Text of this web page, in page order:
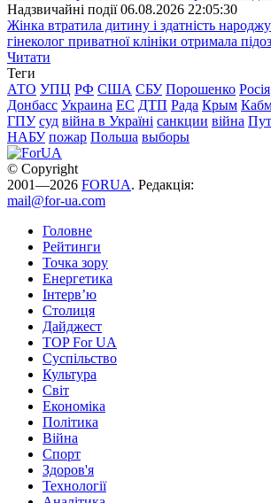
Надзвичайні події 06.08.2026 22:05:30
Жінка втратила дитину і здатність
гінеколог приватної клініки отримала
Читати
Теги
АТО УПЦ РФ США СБУ Порошенко Росія
Донбасс Украина ЕС ДТП Рада Крым
ГПУ суд війна в Україні санкции війна
НАБУ пожар Польша выборы
© Copyright
2001—2026 FORUA. Редакція:
mail@for-ua.com
Головне
Рейтинги
Точка зору
Енергетика
Інтерв’ю
Столиця
Дайджест
TOP For UA
Суспiльство
Культура
Світ
Економіка
Політика
Війна
Спорт
Здоров'я
Технології